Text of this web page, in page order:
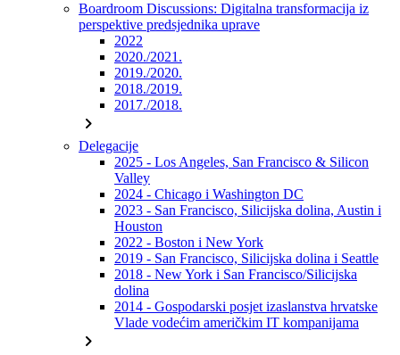
Boardroom Discussions: Digitalna transformacija iz
perspektive predsjednika uprave
2022
2020./2021.
2019./2020.
2018./2019.
2017./2018.
chevron_right
Delegacije
2025 - Los Angeles, San Francisco & Silicon
Valley
2024 - Chicago i Washington DC
2023 - San Francisco, Silicijska dolina, Austin i
Houston
2022 - Boston i New York
2019 - San Francisco, Silicijska dolina i Seattle
2018 - New York i San Francisco/Silicijska
dolina
2014 - Gospodarski posjet izaslanstva hrvatske
Vlade vodećim američkim IT kompanijama
chevron_right